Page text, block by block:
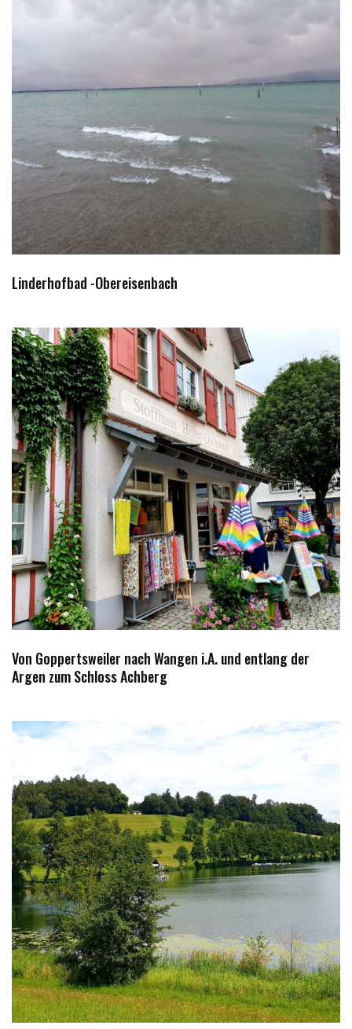
Linderhofbad -Obereisenbach
Von Goppertsweiler nach Wangen i.A. und entlang der
Argen zum Schloss Achberg